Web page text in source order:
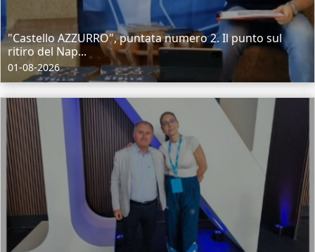
"Castello AZZURRO", puntata numero 2. Il punto sul
ritiro del Nap...
01-08-2026